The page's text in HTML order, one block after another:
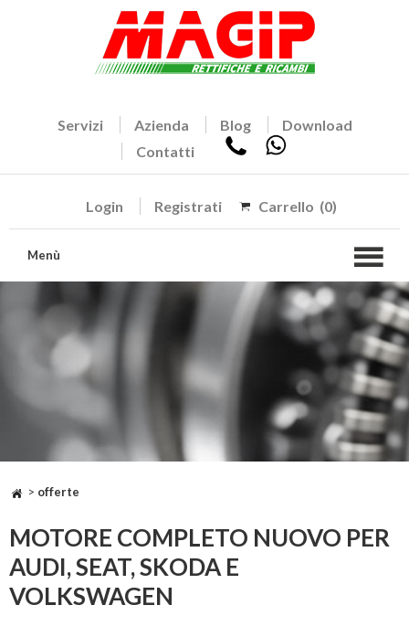
Servizi Azienda Blog
Download
Contatti
Login Registrati Carrello (0)
Menù
> offerte
MOTORE COMPLETO NUOVO PER
AUDI, SEAT, SKODA E
VOLKSWAGEN